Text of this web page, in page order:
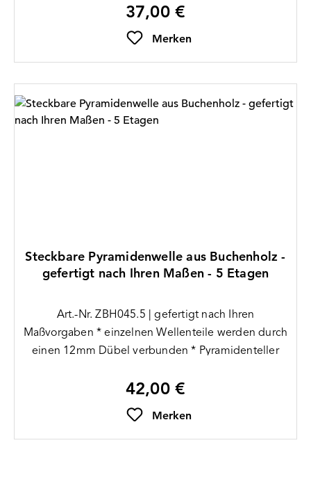
am oberen und unteren Ende der Welle * Lieferung
ohne Teller (bitte separ
Regulärer Preis:
37,00 €
Merken
Steckbare Pyramidenwelle aus Buchenholz -
gefertigt nach Ihren Maßen - 5 Etagen
Art.-Nr. ZBH045.5 | gefertigt nach Ihren
Maßvorgaben * einzelnen Wellenteile werden durch
einen 12mm Dübel verbunden * Pyramidenteller
am oberen und unteren Ende der Welle * Lieferung
ohne Teller (bitte separ
Regulärer Preis:
42,00 €
Merken